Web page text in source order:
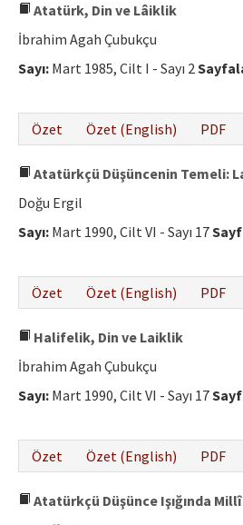
Atatürk, Din ve Lâiklik
İbrahim Agah Çubukçu
Sayı: Mart 1985, Cilt I - Sayı 2
Özet
Özet (English) PDF
Atatürkçü Düşüncenin Temeli:
Doğu Ergil
Sayı: Mart 1990, Cilt VI - Sayı 17
Özet
Özet (English) PDF
Halifelik, Din ve Laiklik
İbrahim Agah Çubukçu
Sayı: Mart 1990, Cilt VI - Sayı 17
Özet
Özet (English) PDF
Atatürkçü Düşünce Işığında